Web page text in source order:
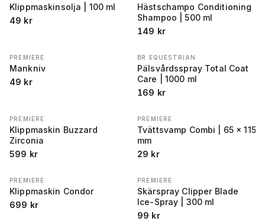
Klippmaskinsolja | 100 ml
49 kr
Hästschampo Conditioning
Shampoo | 500 ml
149 kr
PREMIERE
Mankniv
49 kr
BR EQUESTRIAN
Pälsvårdsspray Total Coat
Care | 1000 ml
169 kr
PREMIERE
Klippmaskin Buzzard
Zirconia
599 kr
PREMIERE
Tvättsvamp Combi | 65 x 115
mm
29 kr
PREMIERE
Klippmaskin Condor
699 kr
PREMIERE
Skärspray Clipper Blade
Ice-Spray | 300 ml
99 kr